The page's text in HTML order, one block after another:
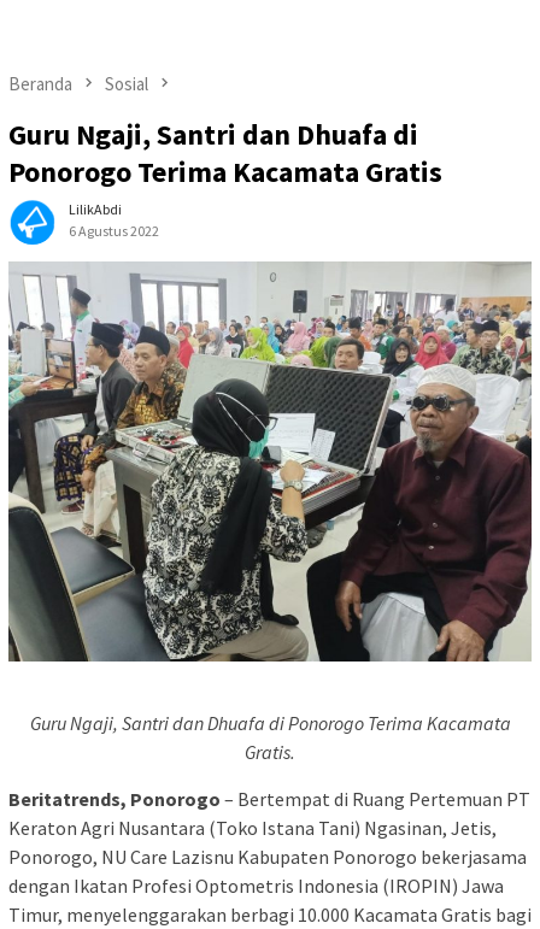
Beranda Sosial
Guru Ngaji, Santri dan Dhuafa di
Ponorogo Terima Kacamata Gratis
LilikAbdi
6 Agustus 2022
Guru Ngaji, Santri dan Dhuafa di Ponorogo Terima Kacamata
Gratis.
Beritatrends, Ponorogo – Bertempat di Ruang Pertemuan PT
Keraton Agri Nusantara (Toko Istana Tani) Ngasinan, Jetis,
Ponorogo, NU Care Lazisnu Kabupaten Ponorogo bekerjasama
dengan Ikatan Profesi Optometris Indonesia (IROPIN) Jawa
Timur, menyelenggarakan berbagi 10.000 Kacamata Gratis bagi